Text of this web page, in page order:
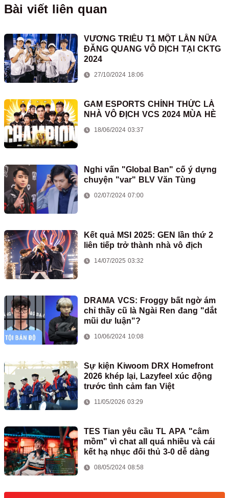
Bài viết liên quan
VƯƠNG TRIỀU T1 MỘT LẦN NỮA
ĐĂNG QUANG VÔ DỊCH TẠI CKTG
2024
27/10/2024 18:06
GAM ESPORTS CHÍNH THỨC LÀ
NHÀ VÔ ĐỊCH VCS 2024 MÙA HÈ
18/06/2024 03:37
Nghi vấn "Global Ban" cố ý dựng
chuyện "var" BLV Văn Tùng
02/07/2024 07:00
Kết quả MSI 2025: GEN lần thứ 2
liên tiếp trở thành nhà vô địch
14/07/2025 03:32
DRAMA VCS: Froggy bất ngờ ám
chỉ thầy cũ là Ngài Ren đang "dắt
mũi dư luận"?
10/06/2024 10:08
Sự kiện Kiwoom DRX Homefront
2026 khép lại, Lazyfeel xúc động
trước tình cảm fan Việt
11/05/2026 03:29
TES Tian yêu cầu TL APA "câm
mồm" vì chat all quá nhiều và cái
kết hạ nhục đối thủ 3-0 dễ dàng
08/05/2024 08:58